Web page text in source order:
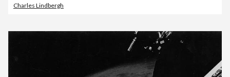
Charles Lindbergh